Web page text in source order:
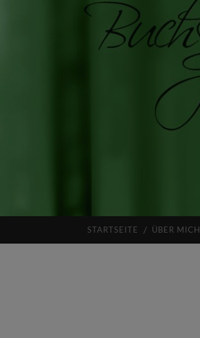
STARTSEITE ÜBER MICH